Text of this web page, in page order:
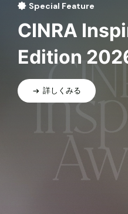
Special Feature
CINRA
Edition
詳しくみる